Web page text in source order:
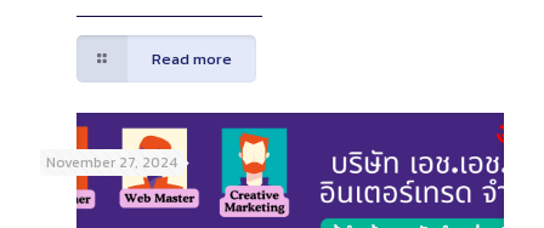
Read more
November 27, 2024